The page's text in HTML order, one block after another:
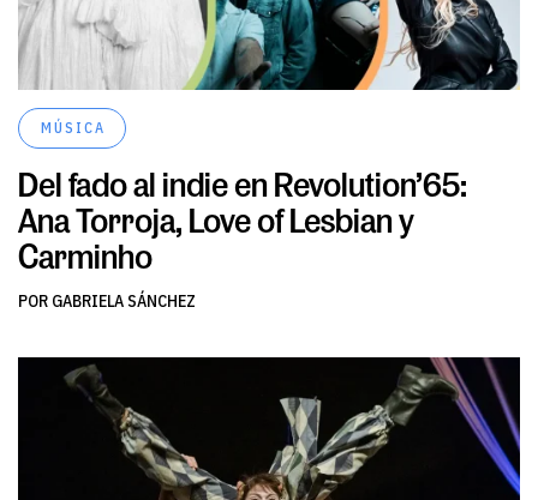
MÚSICA
Del fado al indie en Revolution’65:
Ana Torroja, Love of Lesbian y
Carminho
POR GABRIELA SÁNCHEZ